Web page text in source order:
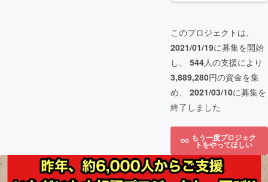
このプロジェクトは、
2021/01/19に募集を開始
し、 544人の支援により
3,889,280円の資金を集
め、 2021/03/10に募集を
終了しました
もう一度プロジェク
トをやってほしい